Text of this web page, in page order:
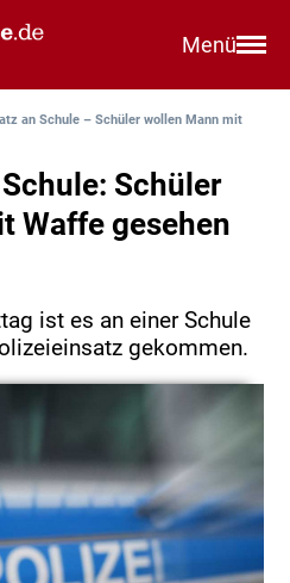
Menü
an Schule – Schüler wollen Mann mit
Schüler
Waffe gesehen
ist es an einer Schule
gekommen.